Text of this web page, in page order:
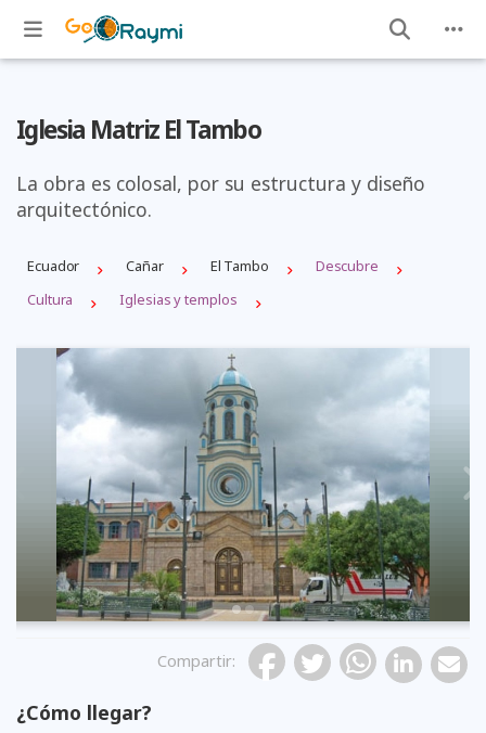
Iglesia Matriz El Tambo
La obra es colosal, por su estructura y diseño
arquitectónico.
Ecuador Cañar El Tambo
Descubre
Cultura
Iglesias y templos
Previous
Compartir:
¿Cómo llegar?